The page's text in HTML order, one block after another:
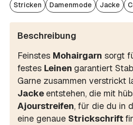
Stricken Damenmode Jacke
Beschreibung
Feinstes Mohairgarn sorgt
festes Leinen garantiert
Garne zusammen verstrickt
Jacke entstehen, die mit
Ajourstreifen, für die du in
eine genaue Strickschrift